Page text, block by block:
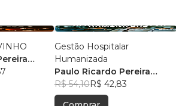
Gestão Hospitalar
Humanizada
Paulo Ricardo Pereira
Ferreira
R$ 54,10R$ 42,83